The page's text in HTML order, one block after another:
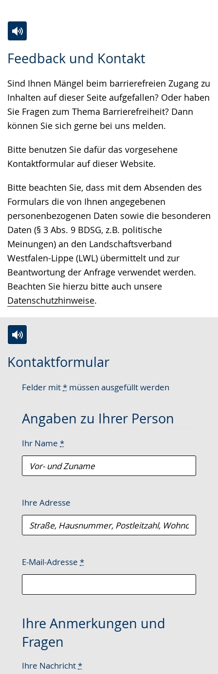
Feedback und Kontakt
Sind Ihnen Mängel beim barrierefreien Zugang zu
Inhalten auf dieser Seite aufgefallen? Oder haben
Sie Fragen zum Thema Barrierefreiheit? Dann
können Sie sich gerne bei uns melden.
Bitte benutzen Sie dafür das vorgesehene
Kontaktformular auf dieser Website.
Bitte beachten Sie, dass mit dem Absenden des
Formulars die von Ihnen angegebenen
personenbezogenen Daten sowie die besonderen
Daten (§ 3 Abs. 9 BDSG, z.B. politische
Meinungen) an den Landschaftsverband
Westfalen-Lippe (LWL) übermittelt und zur
Beantwortung der Anfrage verwendet werden.
Beachten Sie hierzu bitte auch unsere
Datenschutzhinweise.
Leichten
wechseln.
Audio-
Video
Deutscher
Gebärdensprache
wird
angezeigt.
Kontaktformular
Felder mit* müssen ausgefüllt werden
Angaben zu Ihrer Person
Ihr Name *
Ihre Adresse
E-Mail-Adresse *
Ihre Anmerkungen und
Fragen
Ihre Nachricht*
Leichten
wechseln.
Audio-
Video
Deutscher
wird